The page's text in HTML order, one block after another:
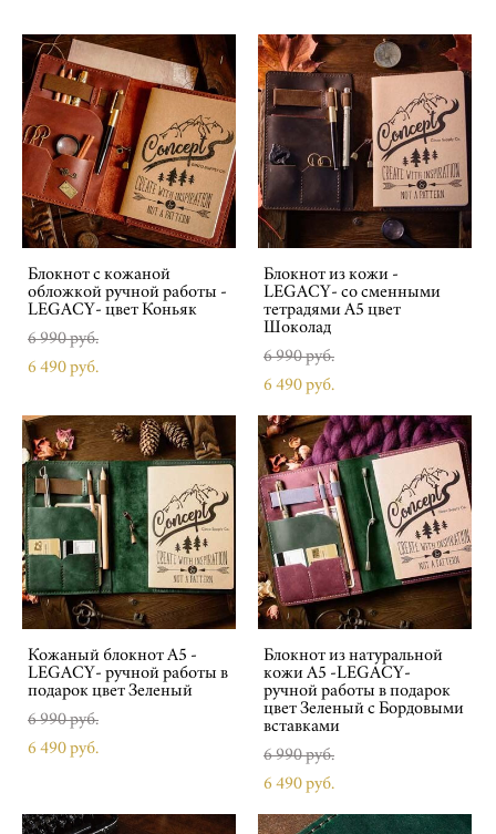
Блокнот с кожаной
обложкой ручной работы -
LEGACY- цвет Коньяк
6 990 pуб.
6 490 pуб.
Блокнот из кожи -
LEGACY- со сменными
тетрадями А5 цвет
Шоколад
6 990 pуб.
6 490 pуб.
Кожаный блокнот А5 -
LEGACY- ручной работы в
подарок цвет Зеленый
6 990 pуб.
6 490 pуб.
Блокнот из натуральной
кожи А5 -LEGACY-
ручной работы в подарок
цвет Зеленый с Бордовыми
вставками
6 990 pуб.
6 490 pуб.